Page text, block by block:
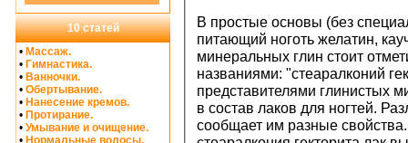
10 статей
• Массаж.
• Гимнастика.
• Ванночки.
• Обертывание.
• Нанесение кремов.
• Протирание.
• Умывание и очищение.
• Нормальные волосы.
В простые основы (без
питающий ноготь желатин,
минеральных глин стоит
названиями: "стеаралконий
представителями глинистых
в состав лаков для ногтей.
сообщает им разные